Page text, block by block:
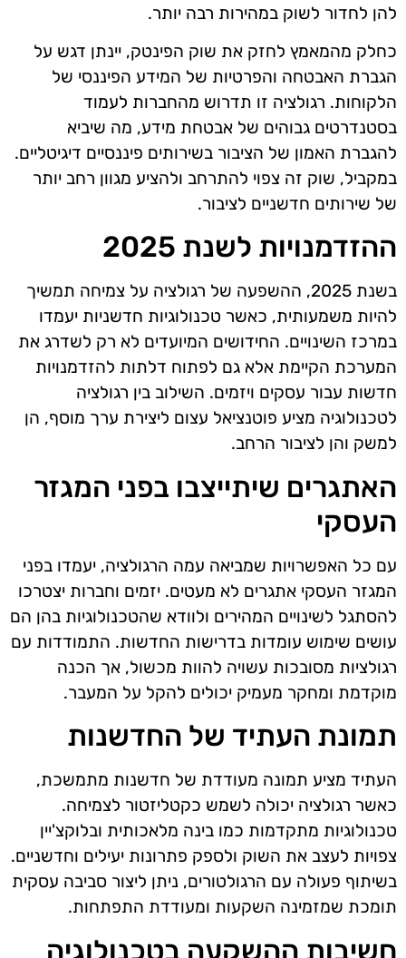
להן לחדור לשוק במהירות רבה יותר.
כחלק מהמאמץ לחזק את שוק הפינטק, יינתן דגש על
הגברת האבטחה והפרטיות של המידע הפיננסי של
הלקוחות. רגולציה זו תדרוש מהחברות לעמוד
בסטנדרטים גבוהים של אבטחת מידע, מה שיביא
להגברת האמון של הציבור בשירותים פיננסיים דיגיטליים.
במקביל, שוק זה צפוי להתרחב ולהציע מגוון רחב יותר
של שירותים חדשניים לציבור.
ההזדמנויות לשנת 2025
בשנת 2025, ההשפעה של רגולציה על צמיחה תמשיך
להיות משמעותית, כאשר טכנולוגיות חדשניות יעמדו
במרכז השינויים. החידושים המיועדים לא רק לשדרג את
המערכת הקיימת אלא גם לפתוח דלתות להזדמנויות
חדשות עבור עסקים ויזמים. השילוב בין רגולציה
לטכנולוגיה מציע פוטנציאל עצום ליצירת ערך מוסף, הן
למשק והן לציבור הרחב.
האתגרים שיתייצבו בפני המגזר
העסקי
עם כל האפשרויות שמביאה עמה הרגולציה, יעמדו בפני
המגזר העסקי אתגרים לא מעטים. יזמים וחברות יצטרכו
להסתגל לשינויים המהירים ולוודא שהטכנולוגיות בהן הם
עושים שימוש עומדות בדרישות החדשות. התמודדות עם
רגולציות מסובכות עשויה להוות מכשול, אך הכנה
מוקדמת ומחקר מעמיק יכולים להקל על המעבר.
תמונת העתיד של החדשנות
העתיד מציע תמונה מעודדת של חדשנות מתמשכת,
כאשר רגולציה יכולה לשמש כקטליזטור לצמיחה.
טכנולוגיות מתקדמות כמו בינה מלאכותית ובלוקצ'יין
צפויות לעצב את השוק ולספק פתרונות יעילים וחדשניים.
בשיתוף פעולה עם הרגולטורים, ניתן ליצור סביבה עסקית
תומכת שמזמינה השקעות ומעודדת התפתחות.
חשיבות ההשקעה בטכנולוגיה